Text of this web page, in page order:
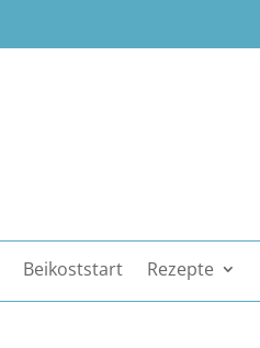
Beikoststart Rezepte